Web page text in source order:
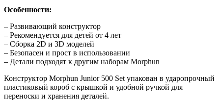
Особенности:
– Развивающий конструктор
– Рекомендуется для детей от 4 лет
– Сборка 2D и 3D моделей
– Безопасен и прост в использовании
– Детали подходят к другим наборам Morphun
Конструктор Morphun Junior 500 Set упакован в ударопрочный
пластиковый короб с крышкой и удобной ручкой для
переноски и хранения деталей.